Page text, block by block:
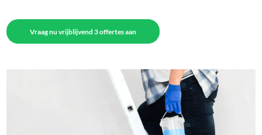
Vraag nu vrijblijvend 3 offertes aan